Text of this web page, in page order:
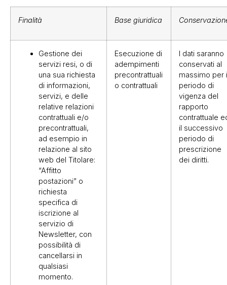
Finalità Base giuridica
Gestione dei
servizi resi, o di
una sua richiesta
di informazioni,
servizi, e delle
relative relazioni
contrattuali e/o
precontrattuali,
ad esempio in
relazione al sito
web del Titolare:
“Affitto
postazioni” o
richiesta
specifica di
iscrizione al
servizio di
Newsletter, con
possibilità di
cancellarsi in
qualsiasi
momento.
Esecuzione di
adempimenti
precontrattuali
o contrattuali
I dati saranno
conservati al
massimo per
periodo di
vigenza del
rapporto
contrattuale
il successivo
periodo di
prescrizione
dei diritti.